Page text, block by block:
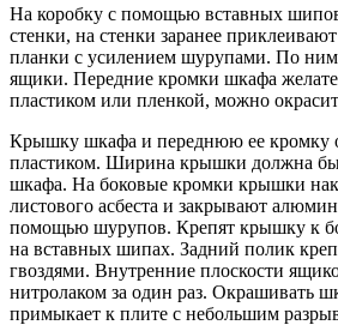
На коробку с помощью вставных
стенки, на стенки заранее
планки с усилением шурупами. По ним
ящики. Передние кромки шкафа
пластиком или пленкой, можно
Крышку шкафа и переднюю ее кромку
пластиком. Ширина крышки должна
шкафа. На боковые кромки крышки
листового асбеста и закрывают
помощью шурупов. Крепят крышку к
на вставных шипах. Задний полик
гвоздями. Внутренние плоскости
нитролаком за один раз. Окрашивать
примыкает к плите с небольшим